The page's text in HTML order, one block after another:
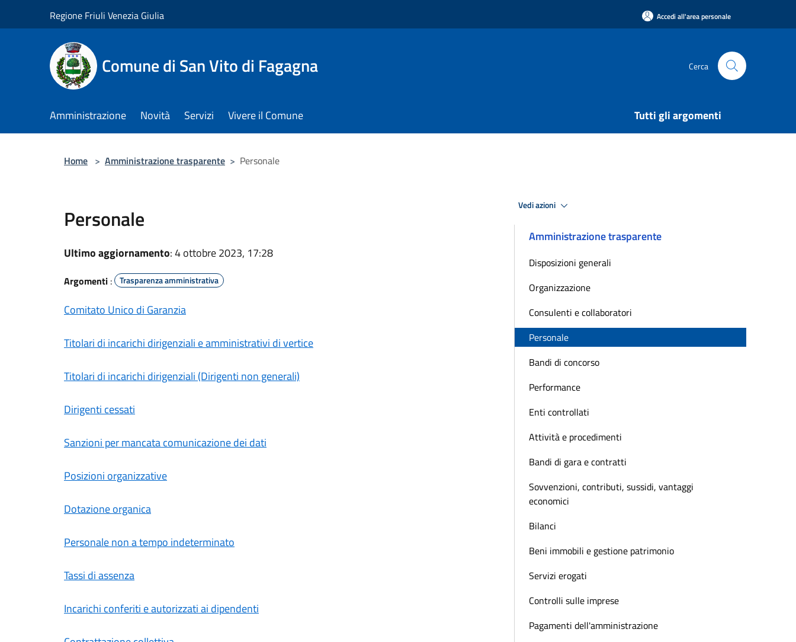
Regione Friuli Venezia Giulia Accedi all'area personale
Comune di San Vito di Fagagna Cerca
Amministrazione Novità Servizi Vivere il Comune Tutti gli argomenti
Home > Amministrazione trasparente > Personale
Personale
Ultimo aggiornamento: 4 ottobre 2023, 17:28
Argomenti : Trasparenza amministrativa
Comitato Unico di Garanzia
Titolari di incarichi dirigenziali e amministrativi di vertice
Titolari di incarichi dirigenziali (Dirigenti non generali)
Dirigenti cessati
Sanzioni per mancata comunicazione dei dati
Posizioni organizzative
Dotazione organica
Personale non a tempo indeterminato
Tassi di assenza
Incarichi conferiti e autorizzati ai dipendenti
Vedi azioni
Amministrazione trasparente
Disposizioni generali
Organizzazione
Consulenti e collaboratori
Personale
Bandi di concorso
Performance
Enti controllati
Attività e procedimenti
Bandi di gara e contratti
Sovvenzioni, contributi, sussidi, vantaggi
economici
Bilanci
Beni immobili e gestione patrimonio
Servizi erogati
Controlli sulle imprese
Pagamenti dell'amministrazione